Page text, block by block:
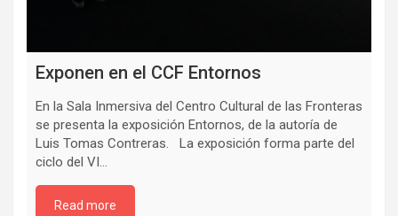
Exponen en el CCF Entornos
En la Sala Inmersiva del Centro Cultural de las Fronteras
se presenta la exposición Entornos, de la autoría de
Luis Tomas Contreras. La exposición forma parte del
ciclo del VI…
Read more